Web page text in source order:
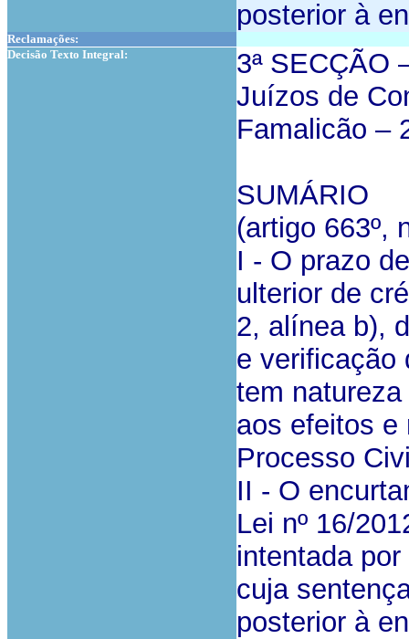
posterior à
Reclamações:
Decisão Texto Integral:
3ª SECÇÃO
Juízos de
Famalicão –
SUMÁRIO
(artigo 663º,
I - O prazo
ulterior de
2, alínea b),
e verificação
tem
aos efeitos e
Processo
II - O
Lei nº 16/
intentada
cuja
posterior à